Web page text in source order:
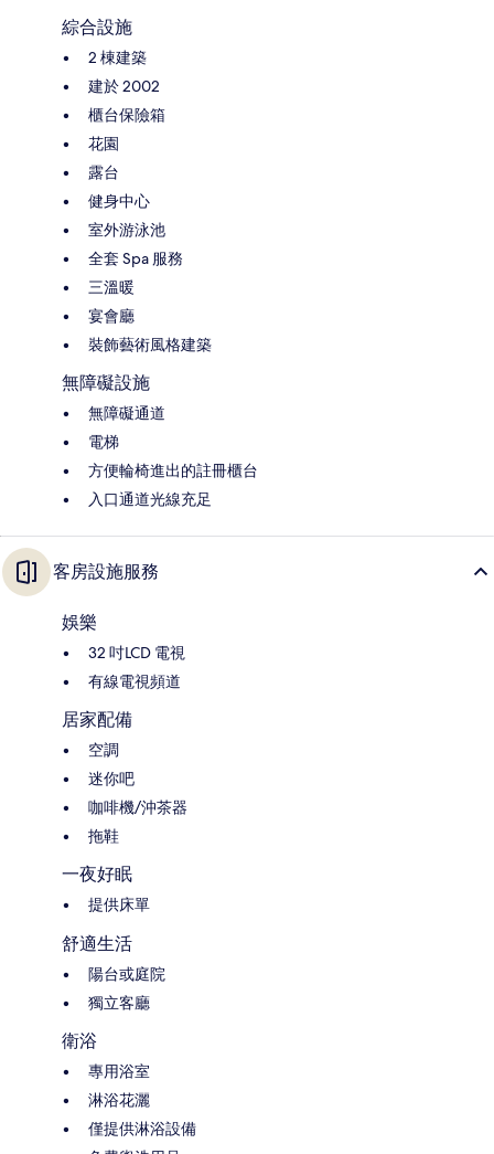
綜合設施
2 棟建築
建於 2002
櫃台保險箱
花園
露台
健身中心
室外游泳池
全套 Spa 服務
三溫暖
宴會廳
裝飾藝術風格建築
無障礙設施
無障礙通道
電梯
方便輪椅進出的註冊櫃台
入口通道光線充足
客房設施服務
娛樂
32 吋LCD 電視
有線電視頻道
居家配備
空調
迷你吧
咖啡機/沖茶器
拖鞋
一夜好眠
提供床單
舒適生活
陽台或庭院
獨立客廳
衛浴
專用浴室
淋浴花灑
僅提供淋浴設備